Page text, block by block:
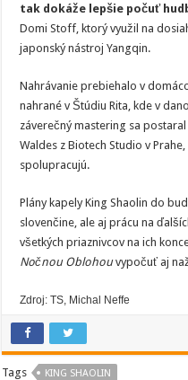
tak dokáže lepšie počuť
Domi Stoff, ktorý využil na
japonský nástroj Yangqin.
Nahrávanie prebiehalo v
nahrané v Štúdiu Rita, kde v
záverečný mastering sa
Waldes z Biotech Studio v
spolupracujú.
Plány kapely King Shaolin do
slovenčine, ale aj prácu na
všetkých priaznivcov na ich
Nočnou Oblohouvypočuť aj
Zdroj: TS, Michal Neffe
Tags KING SHAOLIN